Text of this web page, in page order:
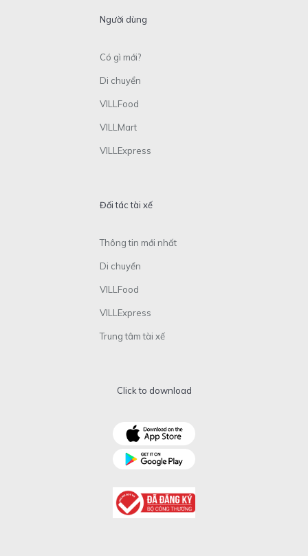
Người dùng
Có gì mới?
Di chuyển
VILLFood
VILLMart
VILLExpress
Đối tác tài xế
Thông tin mới nhất
Di chuyển
VILLFood
VILLExpress
Trung tâm tài xế
Click to download